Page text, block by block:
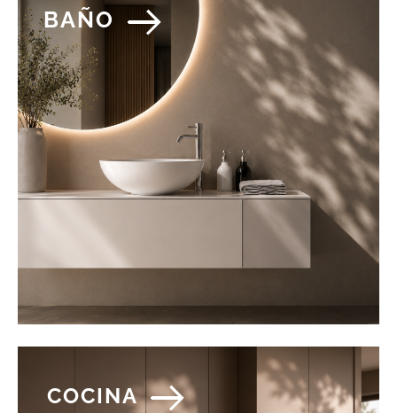
COCINA
BAÑO